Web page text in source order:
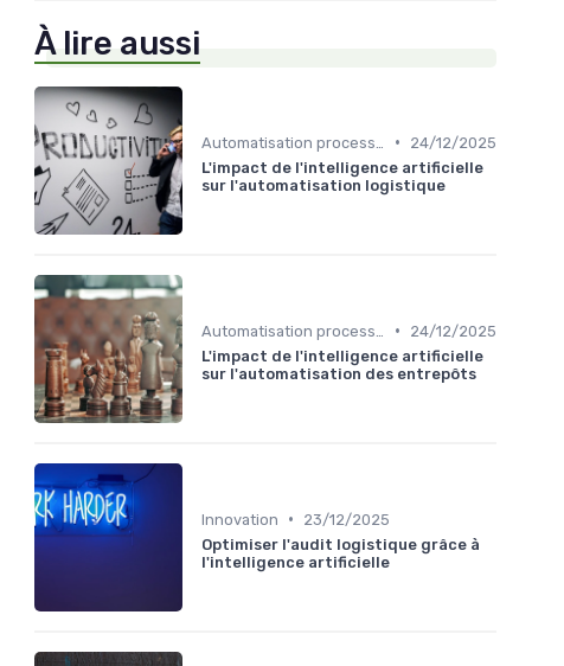
À lire aussi
•
24/12/2025
L'impact de l'intelligence artificielle
sur l'automatisation logistique
•
24/12/2025
L'impact de l'intelligence artificielle
sur l'automatisation des entrepôts
Innovation •
23/12/2025
Optimiser l'audit logistique grâce à
l'intelligence artificielle